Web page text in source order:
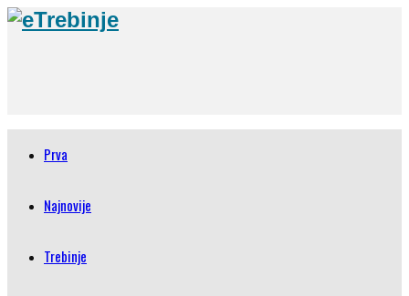
Prva
Najnovije
Trebinje